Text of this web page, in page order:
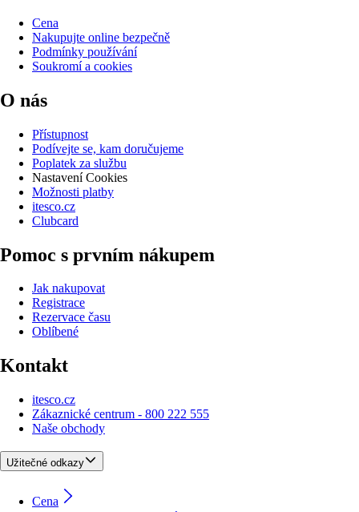
Cena
Nakupujte online bezpečně
Podmínky používání
Soukromí a cookies
O nás
Přístupnost
Podívejte se, kam doručujeme
Poplatek za službu
Nastavení Cookies
Možnosti platby
itesco.cz
Clubcard
Pomoc s prvním nákupem
Jak nakupovat
Registrace
Rezervace času
Oblíbené
Kontakt
itesco.cz
Zákaznické centrum - 800 222 555
Naše obchody
Užitečné odkazy
Cena